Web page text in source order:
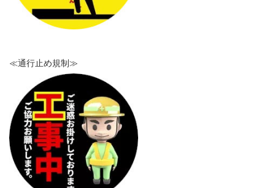
≪通行止め規制≫